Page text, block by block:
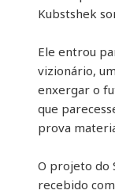
Kubstshek
Ele entrou
vizionário,
enxergar o
que
prova
O projeto do
recebido